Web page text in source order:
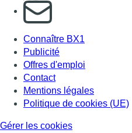
S'abonner à notre
Connaître BX1
Publicité
Offres d'emploi
Contact
Mentions légales
Politique de cookies (UE)
Gérer les cookies